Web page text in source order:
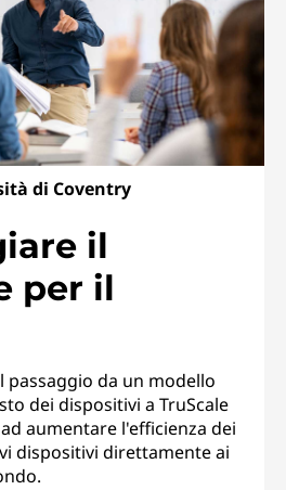
di Coventry
il
per il
passaggio da un modello
dei dispositivi a TruScale
aumentare l'efficienza dei
dispositivi direttamente ai